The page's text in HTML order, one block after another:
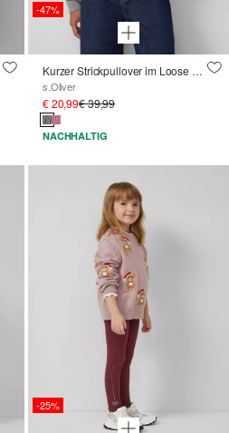
-47%
Kurzer Strickpullover im Loose Fit mit Zopfmuster
s.Oliver
€ 20,99€ 39,99
NACHHALTIG
-25%